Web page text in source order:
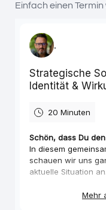
Einfach einen